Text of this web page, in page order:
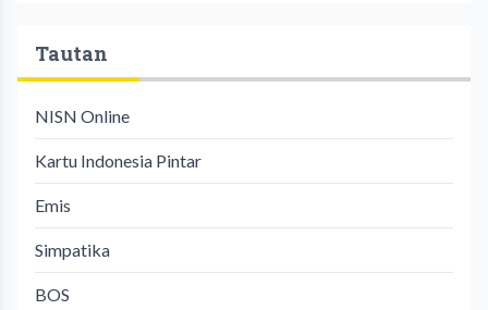
Tautan
NISN Online
Kartu Indonesia Pintar
Emis
Simpatika
BOS